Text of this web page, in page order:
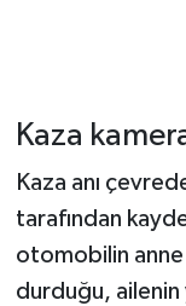
Kaza
Kaza anı
tarafından
otomobilin anne
durduğu, ailenin